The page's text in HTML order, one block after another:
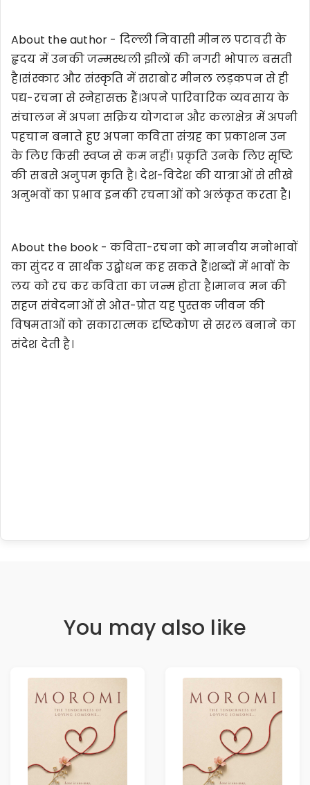
About the author - दिल्ली निवासी मीनल पटावरी के
हृदय में उनकी जन्मस्थली झीलों की नगरी भोपाल बसती
है।संस्कार और संस्कृति में सराबोर मीनल लड़कपन से ही
पद्य-रचना से स्नेहासक्त हैं।अपने पारिवारिक व्यवसाय के
संचालन में अपना सक्रिय योगदान और कलाक्षेत्र में अपनी
पहचान बनाते हुए अपना कविता संग्रह का प्रकाशन उन
के लिए किसी स्वप्न से कम नहीं! प्रकृति उनके लिए सृष्टि
की सबसे अनुपम कृति है। देश-विदेश की यात्राओं से सीखे
अनुभवों का प्रभाव इनकी रचनाओं को अलंकृत करता है।
About the book - कविता-रचना को मानवीय मनोभावों
का सुंदर व सार्थक उद्बोधन कह सकते हैं।शब्दों में भावों के
लय को रच कर कविता का जन्म होता है।मानव मन की
सहज संवेदनाओं से ओत-प्रोत यह पुस्तक जीवन की
विषमताओं को सकारात्मक दृष्टिकोण से सरल बनाने का
संदेश देती है।
You may also like